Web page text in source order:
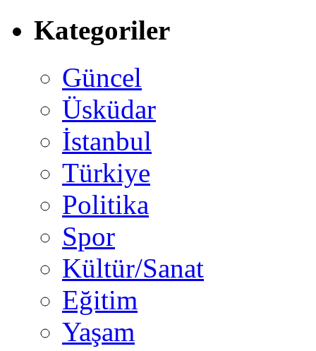
Kategoriler
Güncel
Üsküdar
İstanbul
Türkiye
Politika
Spor
Kültür/Sanat
Eğitim
Yaşam